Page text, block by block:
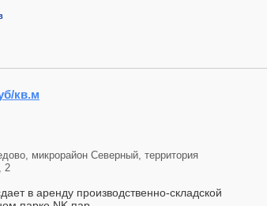
кв.м
микрорайон Северный, территория
2
в аренду производственно-складской